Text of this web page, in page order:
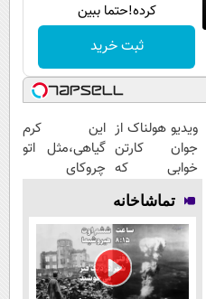
کرده!حتما ببین
ثبت خرید
ویدیو هولناک از
جوان کارتن
خوابی که
میلیاردر شد.
آموزش رایگان
این کرم
گیاهی،مثل اتو
چروکای
تماشاخانه